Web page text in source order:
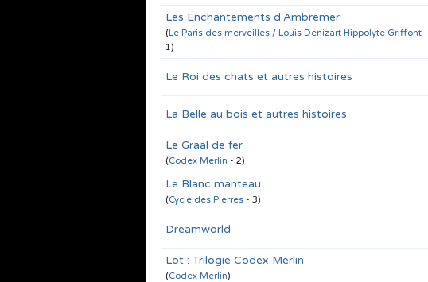
Les Enchantements d'Ambremer
(Le Paris des merveilles / Louis Denizart Hippolyte Griffont -
1)
Le Roi des chats et autres histoires
La Belle au bois et autres histoires
Le Graal de fer
(Codex Merlin - 2)
Le Blanc manteau
(Cycle des Pierres - 3)
Dreamworld
Lot : Trilogie Codex Merlin
(Codex Merlin)